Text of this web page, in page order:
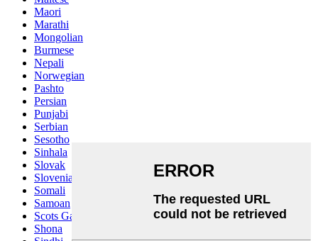
Maori
Marathi
Mongolian
Burmese
Nepali
Norwegian
Pashto
Persian
Punjabi
Serbian
Sesotho
Sinhala
Slovak
Slovenian
Somali
Samoan
Scots Gaelic
Shona